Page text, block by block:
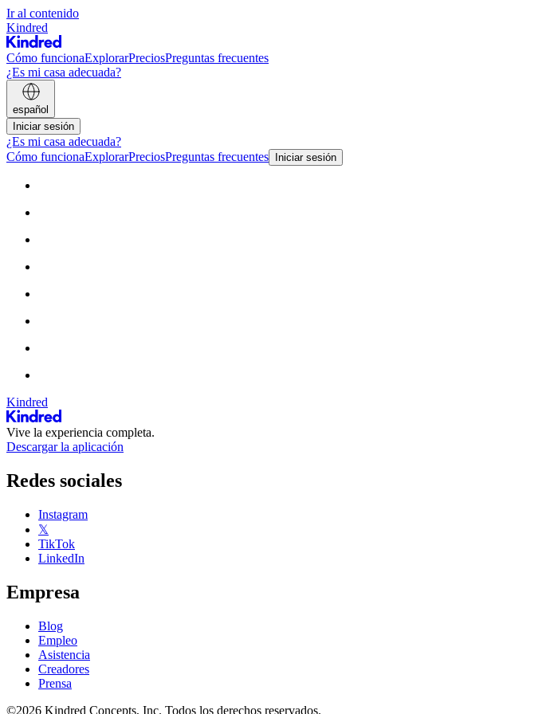
Ir al contenido
Kindred
Cómo funcionaExplorarPreciosPreguntas frecuentes
¿Es mi casa adecuada?
español
Iniciar sesión
¿Es mi casa adecuada?
Cómo funcionaExplorarPreciosPreguntas frecuentes Iniciar sesión
Kindred
Vive la experiencia completa.
Descargar la aplicación
Redes sociales
Instagram
𝕏
TikTok
LinkedIn
Empresa
Blog
Empleo
Asistencia
Creadores
Prensa
©2026 Kindred Concepts, Inc. Todos los derechos reservados.